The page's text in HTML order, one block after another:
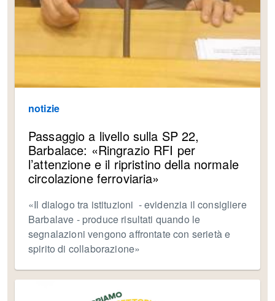
notizie
Passaggio a livello sulla SP 22,
Barbalace: «Ringrazio RFI per
l’attenzione e il ripristino della normale
circolazione ferroviaria»
«Il dialogo tra istituzioni - evidenzia il consigliere
Barbalave - produce risultati quando le
segnalazioni vengono affrontate con serietà e
spirito di collaborazione»